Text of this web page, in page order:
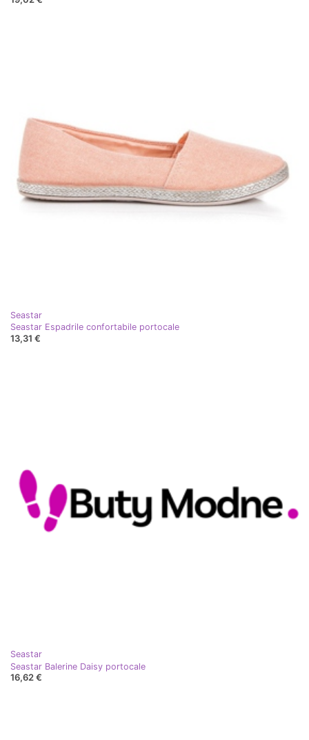
Seastar
Seastar Espadrile confortabile portocale
13,31 €
Seastar
Seastar Balerine Daisy portocale
16,62 €